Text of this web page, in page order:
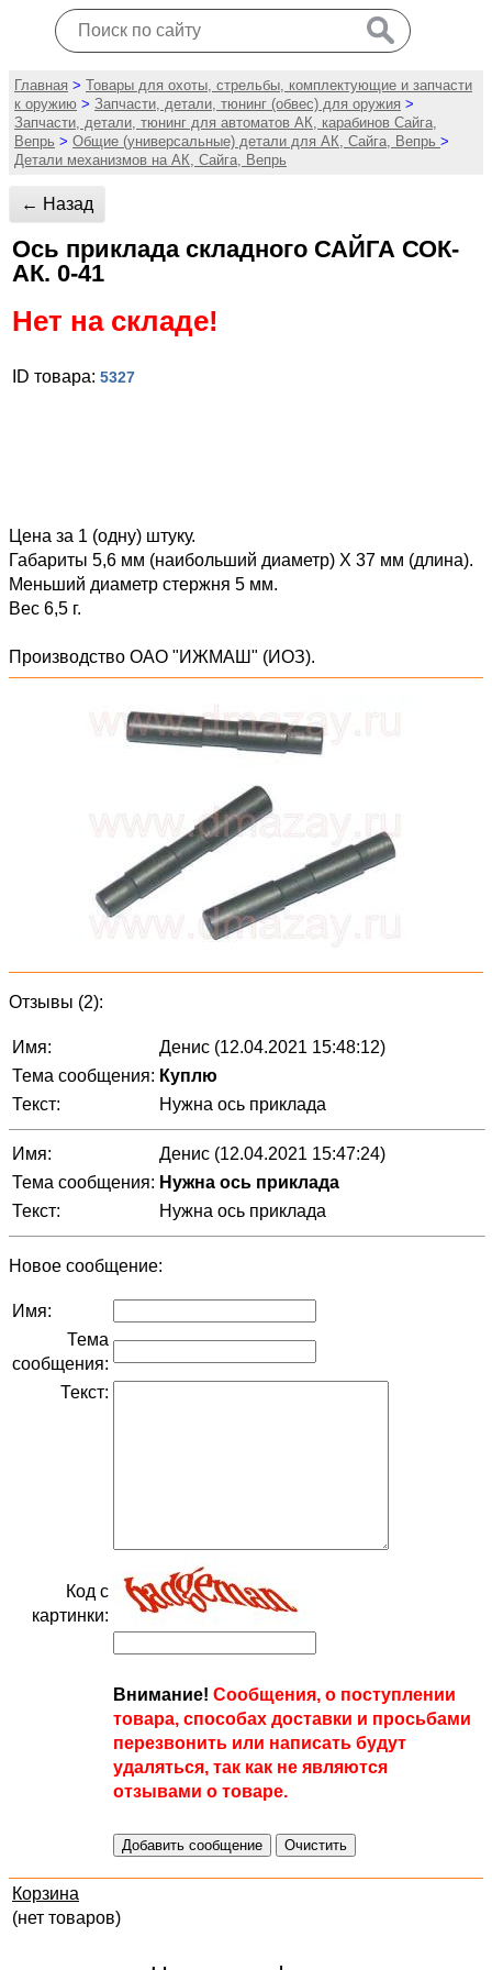
Главная > Товары для охоты, стрельбы, комплектующие и запчасти
к оружию > Запчасти, детали, тюнинг (обвес) для оружия >
Запчасти, детали, тюнинг для автоматов АК, карабинов Сайга,
Вепрь > Общие (универсальные) детали для АК, Сайга, Вепрь >
Детали механизмов на АК, Сайга, Вепрь
← Назад
Ось приклада складного САЙГА СОК-
АК. 0-41
Нет на складе!
ID товара: 5327
Цена за 1 (одну) штуку.
Габариты 5,6 мм (наибольший диаметр) Х 37 мм (длина).
Меньший диаметр стержня 5 мм.
Вес 6,5 г.
Производство ОАО "ИЖМАШ" (ИОЗ).
Отзывы (2):
Имя:
Денис (12.04.2021 15:48:12)
Тема сообщения: Куплю
Текст:
Нужна ось приклада
Имя:
Денис (12.04.2021 15:47:24)
Тема сообщения: Нужна ось приклада
Текст:
Нужна ось приклада
Новое сообщение:
Имя:
Тема
сообщения:
Текст:
Код с
картинки:
Внимание! Сообщения, о поступлении
товара, способах доставки и просьбами
перезвонить или написать будут
удаляться, так как не являются
отзывами о товаре.
Корзина
(нет товаров)